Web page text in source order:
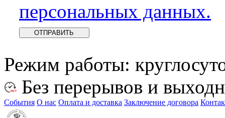
персональных данных.
Режим работы:
Без перерывов и
События О нас Оплата и доставка Заключение договора